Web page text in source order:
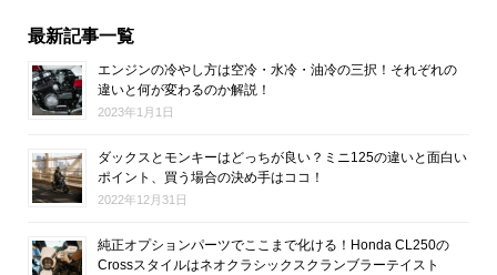
最新記事一覧
エンジンの冷やし方は空冷・水冷・油冷の三択！それぞれの
違いと何が変わるのか解説！
2023年1月1日
ダックスとモンキーはどっちが良い？ミニ125の違いと面白い
ポイント、買う場合の決め手はココ！
2022年12月31日
純正オプションパーツでここまで化ける！Honda CL250の
Crossスタイルはネオクラシックスクランブラーテイスト